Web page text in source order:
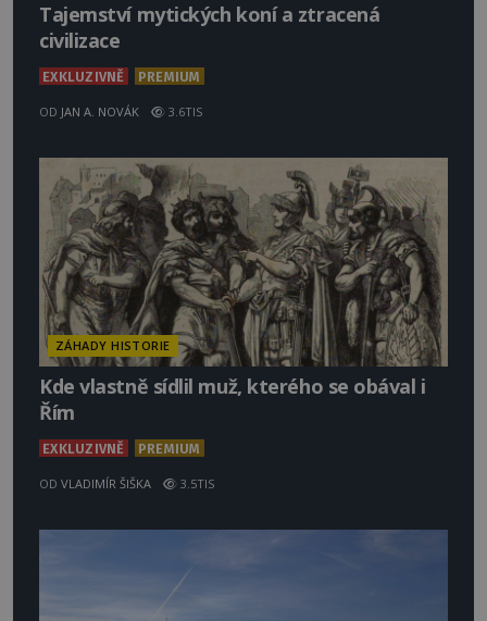
Tajemství mytických koní a ztracená
civilizace
EXKLUZIVNĚ PREMIUM
OD JAN A. NOVÁK 3.6TIS
ZÁHADY HISTORIE
Kde vlastně sídlil muž, kterého se obával i
Řím
EXKLUZIVNĚ PREMIUM
OD VLADIMÍR ŠIŠKA 3.5TIS